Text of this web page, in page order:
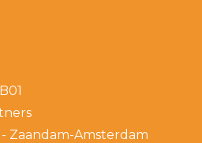
Zaandam-Amsterdam